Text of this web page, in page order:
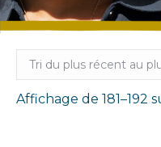
Affichage de 181–192